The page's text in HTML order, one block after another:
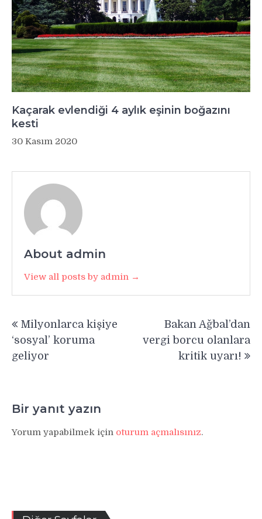
Kaçarak evlendiği 4 aylık eşinin boğazını
kesti
30 Kasım 2020
About admin
View all posts by admin →
gezinmesi
Milyonlarca kişiye
‘sosyal’ koruma
geliyor
Bakan Ağbal’dan
vergi borcu olanlara
kritik uyarı!
Bir yanıt yazın
Yorum yapabilmek için oturum açmalısınız.